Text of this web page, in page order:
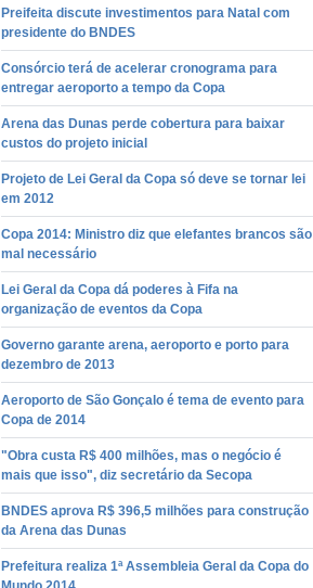
Preifeita discute investimentos para Natal com
presidente do BNDES
Consórcio terá de acelerar cronograma para
entregar aeroporto a tempo da Copa
Arena das Dunas perde cobertura para baixar
custos do projeto inicial
Projeto de Lei Geral da Copa só deve se tornar lei
em 2012
Copa 2014: Ministro diz que elefantes brancos são
mal necessário
Lei Geral da Copa dá poderes à Fifa na
organização de eventos da Copa
Governo garante arena, aeroporto e porto para
dezembro de 2013
Aeroporto de São Gonçalo é tema de evento para
Copa de 2014
"Obra custa R$ 400 milhões, mas o negócio é
mais que isso", diz secretário da Secopa
BNDES aprova R$ 396,5 milhões para construção
da Arena das Dunas
Prefeitura realiza 1ª Assembleia Geral da Copa do